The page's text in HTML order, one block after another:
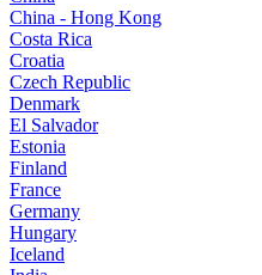
China - Hong Kong
Costa Rica
Croatia
Czech Republic
Denmark
El Salvador
Estonia
Finland
France
Germany
Hungary
Iceland